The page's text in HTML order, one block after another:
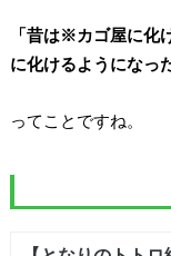
「昔は※カゴ屋に化
に化けるようになっ
ってことですね。